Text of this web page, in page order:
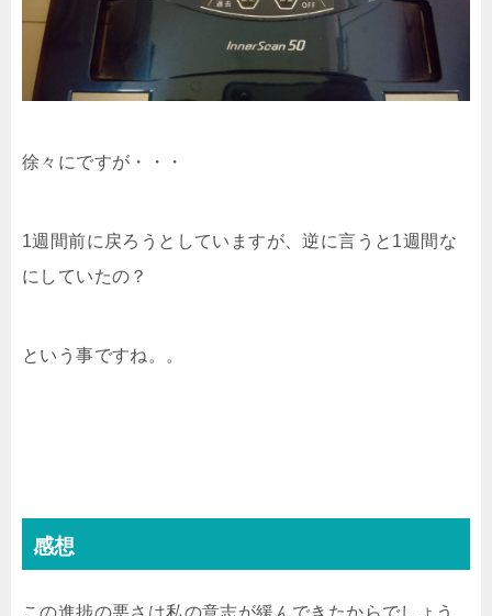
徐々にですが・・・
1週間前に戻ろうとしていますが、逆に言うと1週間な
にしていたの？
という事ですね。。
感想
この進捗の悪さは私の意志が緩んできたからでしょう